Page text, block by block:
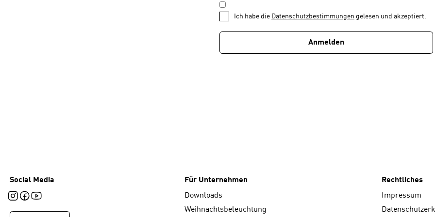
1
von
1
DATENSCHUTZBESTIMMUNGEN
*
Ich habe die Datenschutzbestimmungen gelesen und akzeptiert.
Anmelden
Social Media
Für Unternehmen
Downloads
Weihnachtsbeleuchtung
Rechtliches
Impressum